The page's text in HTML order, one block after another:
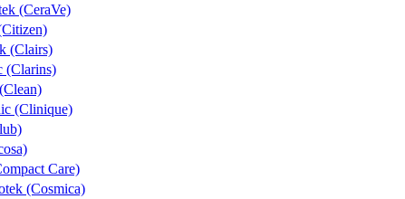
(CeraVe)
(Clairs)
(Clarins)
(Clinique)
Care)
(Cosmica)